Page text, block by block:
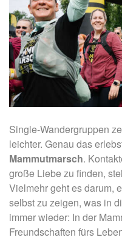
Single-Wandergruppen
leichter. Genau das
Mammutmarsch.
große Liebe zu finden,
Vielmehr geht es darum,
selbst zu zeigen, was in
immer wieder: In der
Freundschaften fürs